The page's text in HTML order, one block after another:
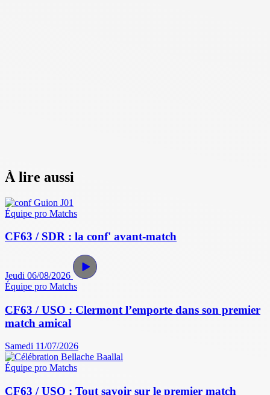
À lire aussi
Équipe pro Matchs
CF63 / SDR : la conf' avant-match
Jeudi 06/08/2026
Équipe pro Matchs
CF63 / USO : Clermont l’emporte dans son premier
match amical
Samedi 11/07/2026
Équipe pro Matchs
CF63 / USO : Tout savoir sur le premier match